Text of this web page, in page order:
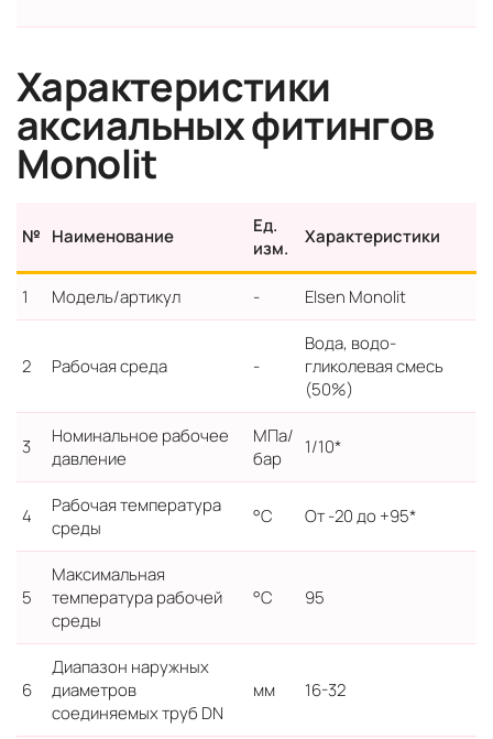
Характеристики
аксиальных фитингов
Monolit
№ Наименование
Ед.
изм.
Характеристики
1 Модель/артикул - Elsen Monolit
2 Рабочая среда -
Вода, водо-
гликолевая смесь
(50%)
3
Номинальное рабочее
давление
МПа/
бар
1/10*
4
Рабочая температура
среды
°С От -20 до +95*
5
Максимальная
температура рабочей
среды
°С 95
6
Диапазон наружных
диаметров
соединяемых труб DN
мм 16-32